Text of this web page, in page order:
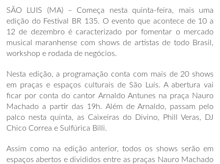
SÃO LUIS (MA) – Começa nesta quinta-feira, mais uma
edição do Festival BR 135. O evento que acontece de 10 a
12 de dezembro é caracterizado por fomentar o mercado
musical maranhense com shows de artistas de todo Brasil,
workshop e rodada de negócios.
Nesta edição, a programação conta com mais de 20 shows
em praças e espaços culturais de São Luís. A abertura vai
ficar por conta do cantor Arnaldo Antunes na praça Nauro
Machado a partir das 19h. Além de Arnaldo, passam pelo
palco nesta quinta, as Caixeiras do Divino, Phill Veras, DJ
Chico Correa e Sulfúrica Billi.
Assim como na edição anterior, todos os shows serão em
espaços abertos e divididos entre as praças Nauro Machado